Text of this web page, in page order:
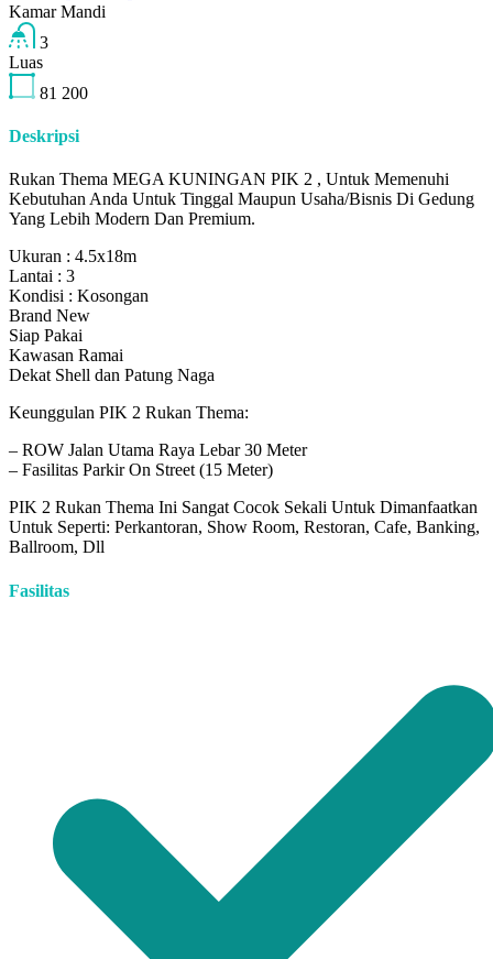
Kamar Mandi
3
Luas
81 200
Deskripsi
Rukan Thema MEGA KUNINGAN PIK 2 , Untuk Memenuhi
Kebutuhan Anda Untuk Tinggal Maupun Usaha/Bisnis Di Gedung
Yang Lebih Modern Dan Premium.
Ukuran : 4.5x18m
Lantai : 3
Kondisi : Kosongan
Brand New
Siap Pakai
Kawasan Ramai
Dekat Shell dan Patung Naga
Keunggulan PIK 2 Rukan Thema:
– ROW Jalan Utama Raya Lebar 30 Meter
– Fasilitas Parkir On Street (15 Meter)
PIK 2 Rukan Thema Ini Sangat Cocok Sekali Untuk Dimanfaatkan
Untuk Seperti: Perkantoran, Show Room, Restoran, Cafe, Banking,
Ballroom, Dll
Fasilitas